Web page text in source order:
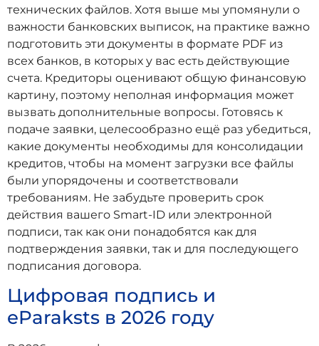
технических файлов. Хотя выше мы упомянули о
важности банковских выписок, на практике важно
подготовить эти документы в формате PDF из
всех банков, в которых у вас есть действующие
счета. Кредиторы оценивают общую финансовую
картину, поэтому неполная информация может
вызвать дополнительные вопросы. Готовясь к
подаче заявки, целесообразно ещё раз убедиться,
какие документы необходимы для консолидации
кредитов, чтобы на момент загрузки все файлы
были упорядочены и соответствовали
требованиям. Не забудьте проверить срок
действия вашего Smart-ID или электронной
подписи, так как они понадобятся как для
подтверждения заявки, так и для последующего
подписания договора.
Цифровая подпись и
eParaksts в 2026 году